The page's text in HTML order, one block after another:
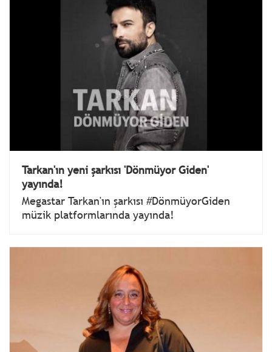
Tarkan'ın yeni şarkısı 'Dönmüyor Giden'
yayında!
Megastar Tarkan'ın şarkısı #DönmüyorGiden
müzik platformlarında yayında!